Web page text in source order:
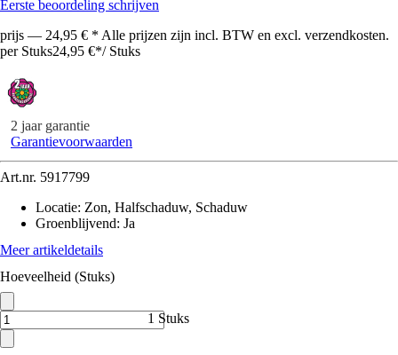
Eerste beoordeling schrijven
prijs — 24,95 € * Alle prijzen zijn incl. BTW en excl. verzendkosten.
per Stuks24,95 €*/ Stuks
2 jaar garantie
Garantievoorwaarden
Art.nr. 5917799
Locatie: Zon, Halfschaduw, Schaduw
Groenblijvend: Ja
Meer artikeldetails
Hoeveelheid (Stuks)
1 Stuks